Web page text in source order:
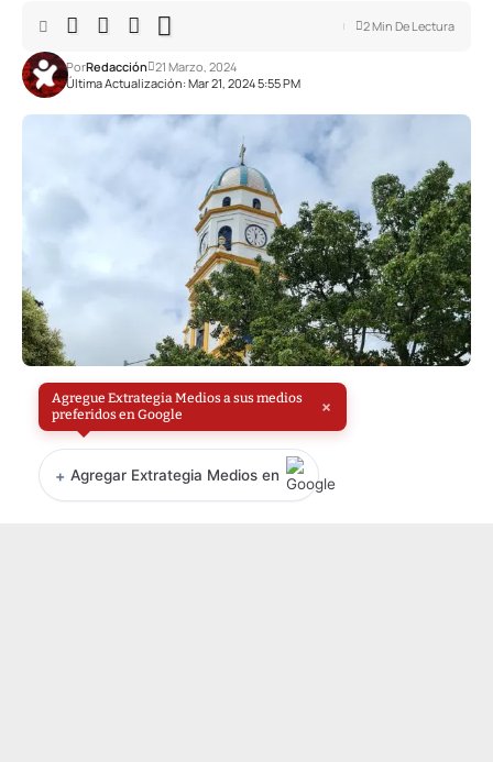
Última Actualización: Mar 21, 2024 5:55 PM
PorRedacción 21 Marzo, 2024
2 Min De Lectura
Agregue Extrategia Medios a sus medios
preferidos en Google
×
+ Agregar Extrategia Medios en